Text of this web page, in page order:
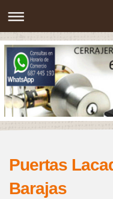
Puertas
Barajas